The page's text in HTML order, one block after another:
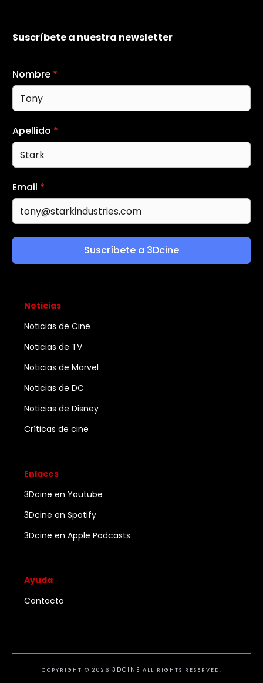
Suscríbete a nuestra newsletter
Nombre *
Apellido *
Email *
Suscríbete a 3Dcine
Noticias
Noticias de Cine
Noticias de TV
Noticias de Marvel
Noticias de DC
Noticias de Disney
Críticas de cine
Enlaces
3Dcine en Youtube
3Dcine en Spotify
3Dcine en Apple Podcasts
Ayuda
Contacto
COPYRIGHT © 2026 3DCINE ALL RIGHTS RESERVED.